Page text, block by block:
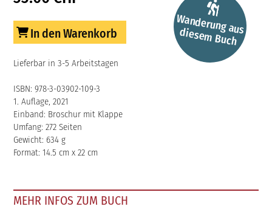
W
anderung aus
diesem
Buch
In den Warenkorb
Lieferbar in 3-5 Arbeitstagen
ISBN: 978-3-03902-109-3
1. Auflage, 2021
Einband: Broschur mit Klappe
Umfang: 272 Seiten
Gewicht: 634 g
Format: 14.5 cm x 22 cm
MEHR INFOS ZUM BUCH